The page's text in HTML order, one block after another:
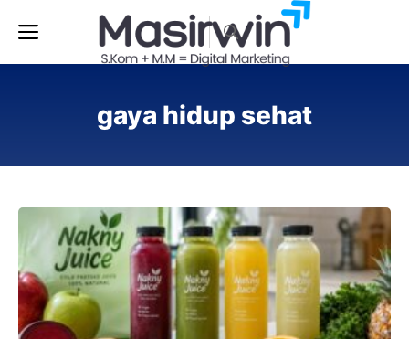
Menu
gaya hidup sehat